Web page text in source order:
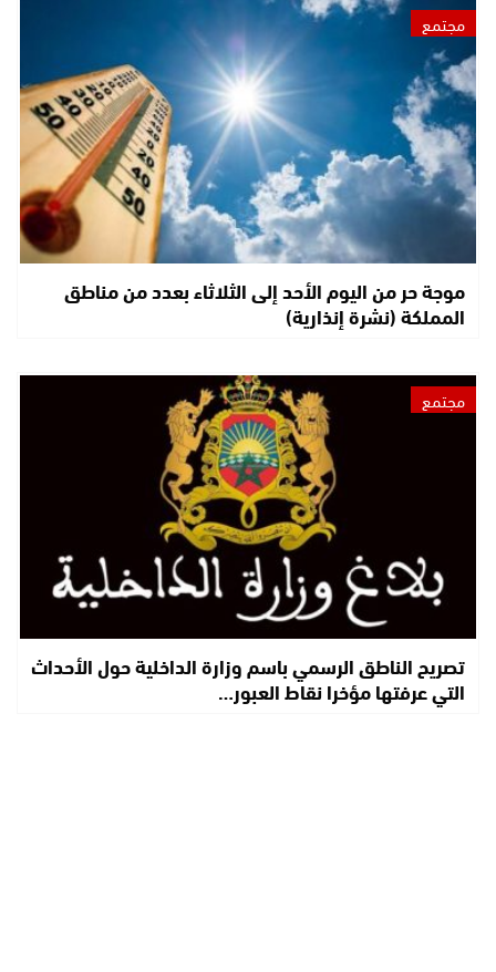
مجتمع
موجة حر من اليوم الأحد إلى الثلاثاء بعدد من مناطق
المملكة (نشرة إنذارية)
مجتمع
تصريح الناطق الرسمي باسم وزارة الداخلية حول الأحداث
التي عرفتها مؤخرا نقاط العبور…